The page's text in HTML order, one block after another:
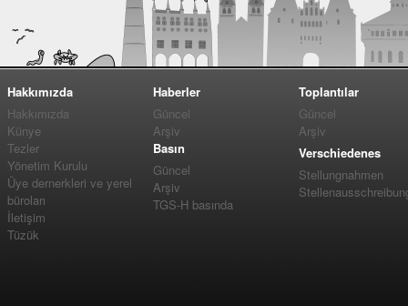
Hakkımızda
Hakkımızda
Künye
Tezler
Yönetim Kurulu
Üye dernerkleri ve yerel
büroları
İletişim
Tüzük
Haberler
Güncel
Arşiv
Basın
Güncel
Arşiv
TGS-H basında
Toplantılar
Güncel
Arşiv
Verschiedenes
Stellungnahmen